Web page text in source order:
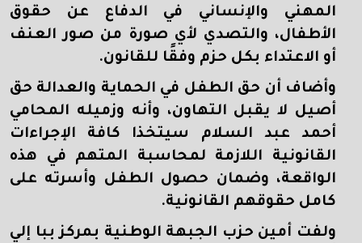
المهني والإنساني في الدفاع عن حقوق
الأطفال، والتصدي لأي صورة من صور العنف
أو الاعتداء بكل حزم وفقًا للقانون.
وأضاف أن حق الطفل في الحماية والعدالة حق
أصيل لا يقبل التهاون، وأنه وزميله المحامي
أحمد عبد السلام سيتخذا كافة الإجراءات
القانونية اللازمة لمحاسبة المتهم في هذه
الواقعة، وضمان حصول الطفل وأسرته على
كامل حقوقهم القانونية.
ولفت أمين حزب الجبهة الوطنية بمركز ببا إلي